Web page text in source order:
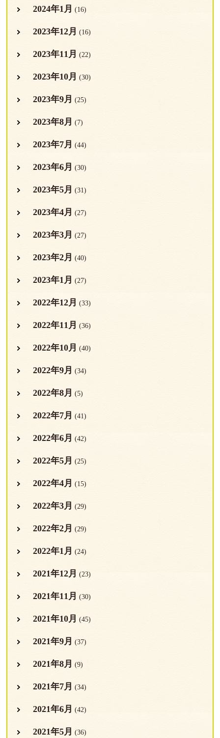
2024年1月 (16)
2023年12月 (16)
2023年11月 (22)
2023年10月 (30)
2023年9月 (25)
2023年8月 (7)
2023年7月 (44)
2023年6月 (30)
2023年5月 (31)
2023年4月 (27)
2023年3月 (27)
2023年2月 (40)
2023年1月 (27)
2022年12月 (33)
2022年11月 (36)
2022年10月 (40)
2022年9月 (34)
2022年8月 (5)
2022年7月 (41)
2022年6月 (42)
2022年5月 (25)
2022年4月 (15)
2022年3月 (29)
2022年2月 (29)
2022年1月 (24)
2021年12月 (23)
2021年11月 (30)
2021年10月 (45)
2021年9月 (37)
2021年8月 (9)
2021年7月 (34)
2021年6月 (42)
2021年5月 (36)